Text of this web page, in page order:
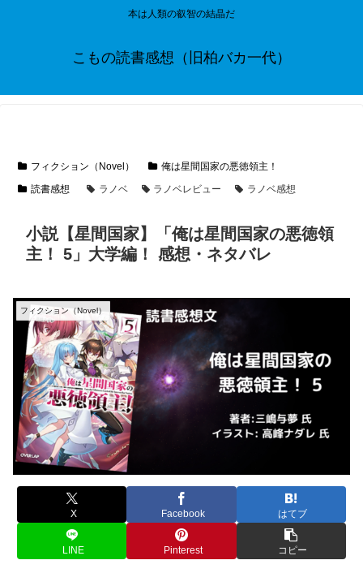
本は人類の叡智の結晶だ
こもの読書感想（旧柏バカ一代）
フィクション（Novel）
俺は星間国家の悪徳領主！
読書感想
ラノベ ラノベレビュー ラノベ感想
小説【星間国家】「俺は星間国家の悪徳領
主！ 5」大学編！ 感想・ネタバレ
フィクション（Novel）
X Facebook はてブ
LINE Pinterest コピー